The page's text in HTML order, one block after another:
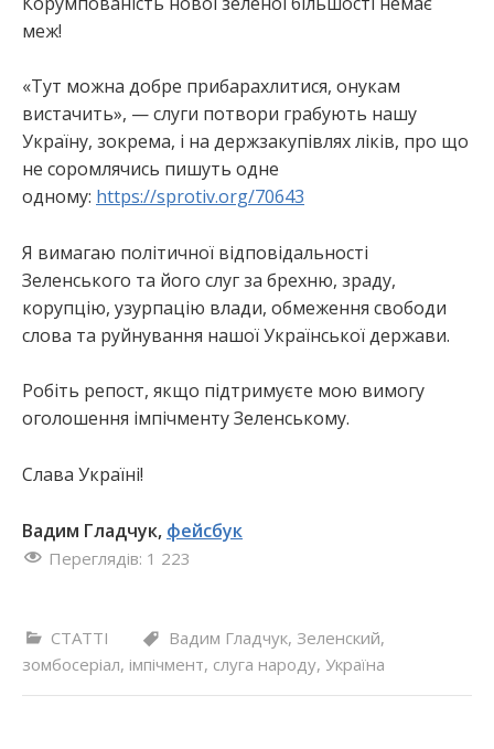
меж!
«Тут можна добре прибарахлитися, онукам
вистачить», — слуги потвори грабують нашу
Україну, зокрема, і на держзакупівлях ліків, про що
не соромлячись пишуть одне
одному: https://sprotiv.org/70643
Я вимагаю політичної відповідальності
Зеленського та його слуг за брехню, зраду,
корупцію, узурпацію влади, обмеження свободи
слова та руйнування нашої Української держави.
Робіть репост, якщо підтримуєте мою вимогу
оголошення імпічменту Зеленському.
Слава Україні!
Вадим Гладчук, фейсбук
Переглядів: 1 223
СТАТТІ Вадим Гладчук, Зеленский,
зомбосеріал, імпічмент, слуга народу, Україна